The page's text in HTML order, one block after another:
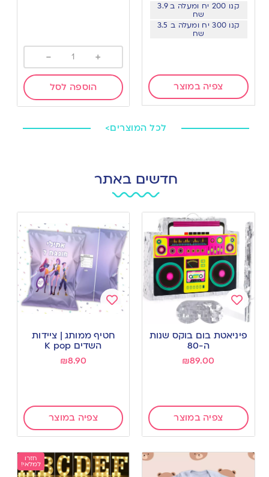
קנו 200 יח ומעלה ב 3.9
שח
קנו 300 יח ומעלה ב 3.5
שח
צפיה במוצר
+
-
הוספה לסל
לכל המוצרים>
חדשים באתר
Add
to
wishlist
פיניאטת בום בוקס שנות
ה-80
₪89.00
צפיה במוצר
wishlist
חטיף ממותג | ציידות
השדים K pop
₪8.90
צפיה במוצר
חזרו
למלאי!